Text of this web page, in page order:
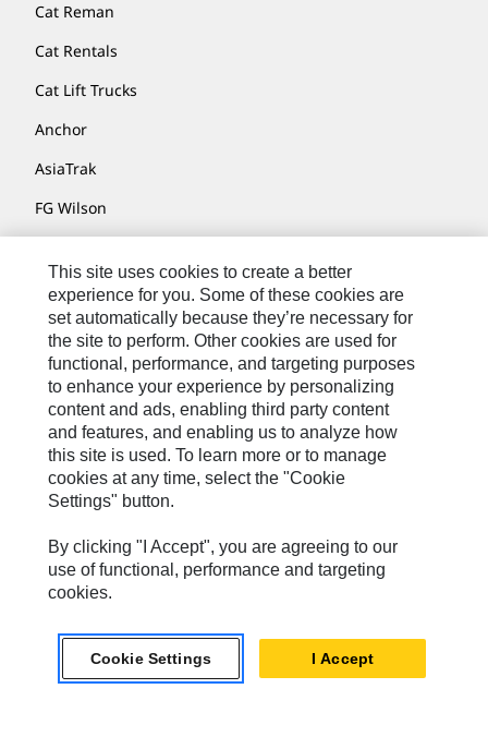
Cat Reman
Cat Rentals
Cat Lift Trucks
Anchor
AsiaTrak
FG Wilson
MaK
MWM
Perkins
Progress Rail
SEM
Solar Turbines
Turner Powertrain Systems
お問い合わせ先
サイト･マップ
This site uses cookies to create a better
experience for you. Some of these cookies are
set automatically because they’re necessary for
the site to perform. Other cookies are used for
functional, performance, and targeting purposes
to enhance your experience by personalizing
content and ads, enabling third party content
and features, and enabling us to analyze how
this site is used. To learn more or to manage
cookies at any time, select the "Cookie
Settings" button.
By clicking "I Accept", you are agreeing to our
use of functional, performance and targeting
cookies.
Cookie Settings I Accept